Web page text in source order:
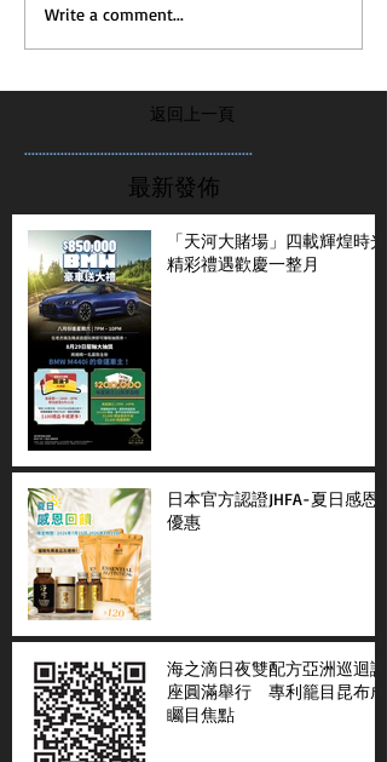
Write a comment...
返回上一頁
...............................................................
最新發佈
「天河大賭場」四載輝煌時光
精彩禮遇歡慶一整月
日本官方認證JHFA-夏日感恩
優惠
海之滴日夜雙配方亞洲巡迴講
座圓滿舉行 專利籠目昆布成
矚目焦點